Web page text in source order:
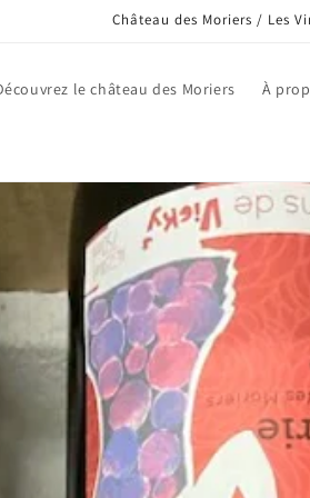
Château des Moriers / Les
le château des Moriers À